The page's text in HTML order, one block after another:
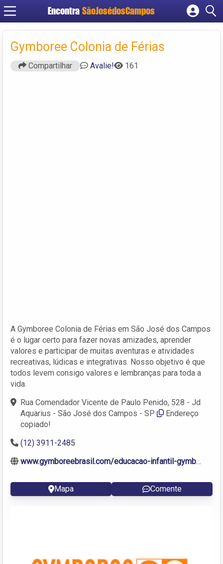
Encontra SãoJosédosCampos
Cadastrar empresa
Criar conta
Gymboree Colonia de Férias
Compartilhar Avalie! 161
A Gymboree Colonia de Férias em São José dos Campos
é o lugar certo para fazer novas amizades, aprender
valores e participar de muitas aventuras e atividades
recreativas, lúdicas e integrativas. Nosso objetivo é que
todos levem consigo valores e lembranças para toda a
vida.
Rua Comendador Vicente de Paulo Penido, 528 - Jd
Aquarius - São José dos Campos - SP
Endereço
copiado!
(12) 3911-2485
www.gymboreebrasil.com/educacao-infantil-gymboree-sao-jose-dos-campos-sp
Mapa Comente